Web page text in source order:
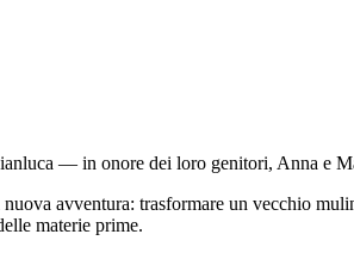
— in onore dei loro genitori, Anna e
avventura: trasformare un vecchio
materie prime.